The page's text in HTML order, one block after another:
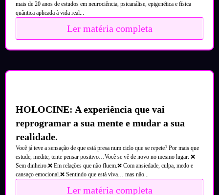
mais de 20 anos de estudos em neurociência, psicanálise, epigenética e física
quântica aplicada à vida real...
Ler matéria completa
HOLOCINE: A experiência que vai
reprogramar a sua mente e mudar a sua
realidade.
Você já teve a sensação de que está presa num ciclo que se repete? Por mais que
estude, medite, tente pensar positivo…Você se vê de novo no mesmo lugar: ❌
Sem dinheiro.❌ Em relações que não fluem.❌ Com ansiedade, culpa, medo e
cansaço emocional.❌ Sentindo que está viva… mas não...
Ler matéria completa